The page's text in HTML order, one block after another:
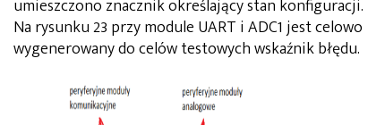
umieszczono znacznik określający stan konfiguracji.
Na rysunku 23 przy module UART i ADC1 jest celowo
wygenerowany do celów testowych wskaźnik błędu.